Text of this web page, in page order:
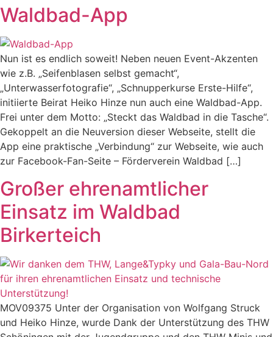
Waldbad-App
Nun ist es endlich soweit! Neben neuen Event-Akzenten
wie z.B. „Seifenblasen selbst gemacht“,
„Unterwasserfotografie“, „Schnupperkurse Erste-Hilfe“,
initiierte Beirat Heiko Hinze nun auch eine Waldbad-App.
Frei unter dem Motto: „Steckt das Waldbad in die Tasche“.
Gekoppelt an die Neuversion dieser Webseite, stellt die
App eine praktische „Verbindung“ zur Webseite, wie auch
zur Facebook-Fan-Seite – Förderverein Waldbad […]
Großer ehrenamtlicher
Einsatz im Waldbad
Birkerteich
MOV09375 Unter der Organisation von Wolfgang Struck
und Heiko Hinze, wurde Dank der Unterstützung des THW